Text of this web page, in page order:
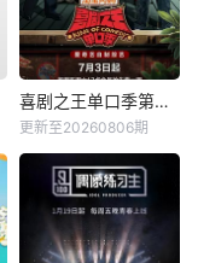
喜剧之王单口季第三季
更新至20260806期